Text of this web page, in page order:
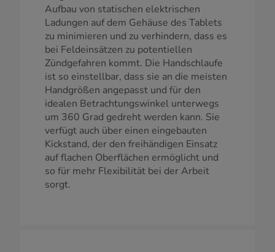
Aufbau von statischen elektrischen
Ladungen auf dem Gehäuse des Tablets
zu minimieren und zu verhindern, dass es
bei Feldeinsätzen zu potentiellen
Zündgefahren kommt. Die Handschlaufe
ist so einstellbar, dass sie an die meisten
Handgrößen angepasst und für den
idealen Betrachtungswinkel unterwegs
um 360 Grad gedreht werden kann. Sie
verfügt auch über einen eingebauten
Kickstand, der den freihändigen Einsatz
auf flachen Oberflächen ermöglicht und
so für mehr Flexibilität bei der Arbeit
sorgt.